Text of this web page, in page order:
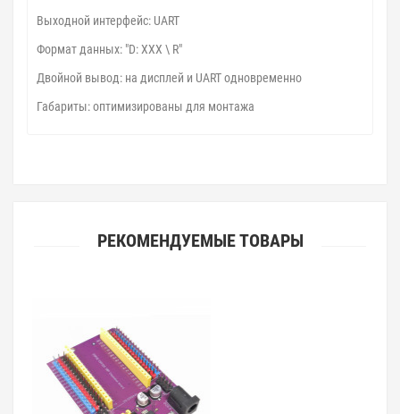
Выходной интерфейс: UART
Формат данных: "D: XXX \ R"
Двойной вывод: на дисплей и UART одновременно
Габариты: оптимизированы для монтажа
РЕКОМЕНДУЕМЫЕ ТОВАРЫ